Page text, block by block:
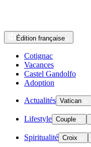
Édition française
Cotignac
Vacances
Castel Gandolfo
Adoption
Actualités Vatican
Lifestyle Couple
Spiritualité Croix